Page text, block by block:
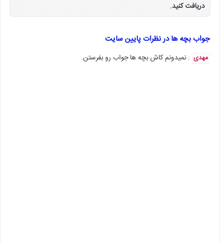
دریافت کنید.
جواب بچه ها در نظرات پایین سایت
مهدی : نمیدونم کاش بچه ها جواب رو بفرستن.